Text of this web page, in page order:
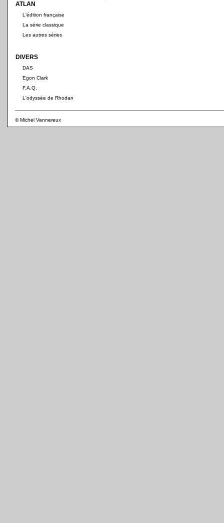
ATLAN
L'édition française
La série classique
Les autres séries
DIVERS
DAS
Egon Clark
F.A.Q.
L'odyssée de Rhodan
© Michel Vannereux